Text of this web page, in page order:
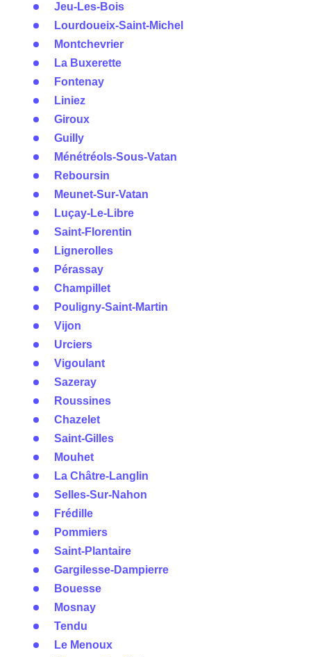
Jeu-Les-Bois
Lourdoueix-Saint-Michel
Montchevrier
La Buxerette
Fontenay
Liniez
Giroux
Guilly
Ménétréols-Sous-Vatan
Reboursin
Meunet-Sur-Vatan
Luçay-Le-Libre
Saint-Florentin
Lignerolles
Pérassay
Champillet
Pouligny-Saint-Martin
Vijon
Urciers
Vigoulant
Sazeray
Roussines
Chazelet
Saint-Gilles
Mouhet
La Châtre-Langlin
Selles-Sur-Nahon
Frédille
Pommiers
Saint-Plantaire
Gargilesse-Dampierre
Bouesse
Mosnay
Tendu
Le Menoux